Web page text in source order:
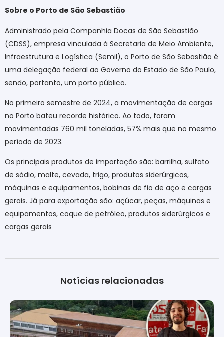
Sobre o Porto de São Sebastião
Administrado pela Companhia Docas de São Sebastião
(CDSS), empresa vinculada à Secretaria de Meio Ambiente,
Infraestrutura e Logística (Semil), o Porto de São Sebastião é
uma delegação federal ao Governo do Estado de São Paulo,
sendo, portanto, um porto público.
No primeiro semestre de 2024, a movimentação de cargas
no Porto bateu recorde histórico. Ao todo, foram
movimentadas 760 mil toneladas, 57% mais que no mesmo
período de 2023.
Os principais produtos de importação são: barrilha, sulfato
de sódio, malte, cevada, trigo, produtos siderúrgicos,
máquinas e equipamentos, bobinas de fio de aço e cargas
gerais. Já para exportação são: açúcar, peças, máquinas e
equipamentos, coque de petróleo, produtos siderúrgicos e
cargas gerais
Notícias relacionadas